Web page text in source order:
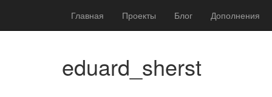
Главная Проекты Блог Дополнения
eduard_sherst